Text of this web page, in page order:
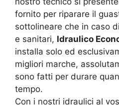
fornito per riparare il
sottolineare che in caso
e sanitari, Idraulico
installa solo ed
migliori marche,
sono fatti per durare
tempo.
Con i nostri idraulici al